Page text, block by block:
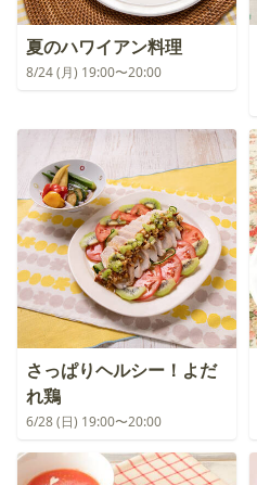
夏のハワイアン料理
8/24 (月) 19:00〜20:00
さっぱりヘルシー！よだ
れ鶏
6/28 (日) 19:00〜20:00